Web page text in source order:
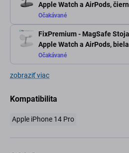
Apple Watch a AirPods,
Očakávané
FixPremium - MagSafe
Apple Watch a AirPods, biela
Očakávané
zobraziť viac
Kompatibilita
Apple iPhone 14 Pro